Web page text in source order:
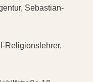
Sebastian-
Religionslehrer,